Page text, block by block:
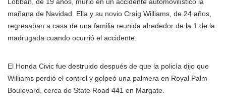
mañana de Navidad. Ella y su novio Craig Williams, de 24 años,
regresaban a casa de una familia reunida alrededor de la 1 de la
madrugada cuando ocurrió el accidente.
El Honda Civic fue destruido después de que la policía dijo que
Williams perdió el control y golpeó una palmera en Royal Palm
Boulevard, cerca de State Road 441 en Margate.